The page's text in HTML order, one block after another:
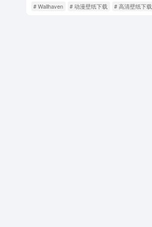
# Wallhaven # 动漫壁纸下载 # 高清壁纸下载